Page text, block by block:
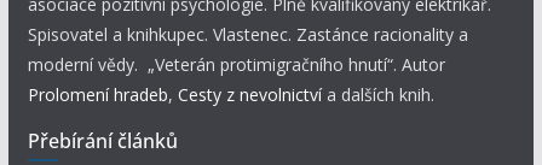
Spisovatel a knihkupec. Vlastenec. Zastánce racionality a
moderní vědy. „Veterán protimigračního hnutí“. Autor
Prolomení hradeb, Cesty z nevolnictví a dalších knih.
Přebírání článků